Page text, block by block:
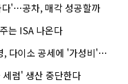
'…공차, 매각 성공할까
는 ISA 나온다
소 공세에 '가성비'로 맞불
세럼' 생산 중단한다